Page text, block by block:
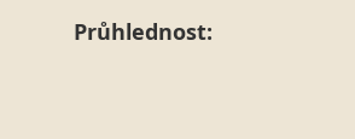
Průhlednost: